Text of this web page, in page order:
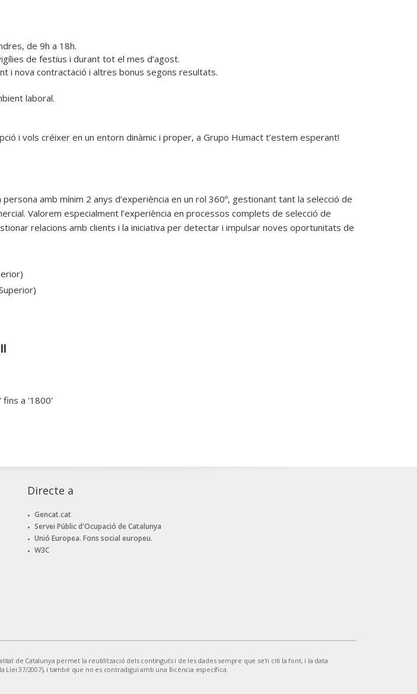
de 9h a 18h.
de festius i durant tot el mes d’agost.
i nova contractació i altres bonus segons resultats.
laboral.
amb mínim 2 anys d’experiència en un rol 360º, gestionant tant la selecció de
Valorem especialment l’experiència en processos complets de selecció de
relacions amb clients i la iniciativa per detectar i impulsar noves oportunitats de
fins a '1800'
Directe a
Gencat.cat
Servei Públic d'Ocupació de Catalunya
Unió Europea. Fons social europeu.
W3C
de Catalunya permet la reutilització dels continguts i de les dades sempre que se'n citi la font, i la data
37/2007), i també que no es contradigui amb una llicència específica.